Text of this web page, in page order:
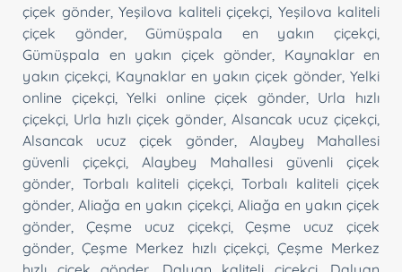
çiçek gönder, Yeşilova kaliteli çiçekçi Yeşilova kaliteli
çiçek gönder,Gümüşpala en yakın çiçekçi
Gümüşpala en yakın çiçek gönder
Kaynaklar en
yakın çiçekçi Kaynaklar en yakın çiçek gönder Yelki
online çiçekçi,Yelki online çiçek gönder, Urla hızlı
çiçekçi Urla hızlı çiçek gönder Alsancak ucuz çiçekçi
Alsancak ucuz çiçek gönder, Alaybey Mahallesi
güvenli çiçekçi
Alaybey Mahallesi güvenli çiçek
gönder
Torbalı kaliteli çiçekçi, Torbalı kaliteli çiçek
gönder ,Aliağa en yakın çiçekçi, Aliağa en yakın çiçek
gönder
Çeşme ucuz çiçekçi,Çeşme ucuz çiçek
gönder Çeşme Merkez hızlı çiçekçi ,Çeşme Merkez